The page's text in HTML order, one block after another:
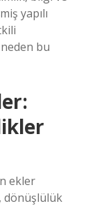
yapılı
bu
ekler
dönüşlülük